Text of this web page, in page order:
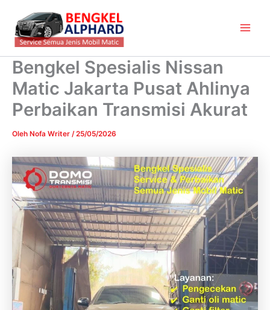
konten
Bengkel Spesialis Nissan
Matic Jakarta Pusat Ahlinya
Perbaikan Transmisi Akurat
Oleh Nofa Writer /25/05/2026